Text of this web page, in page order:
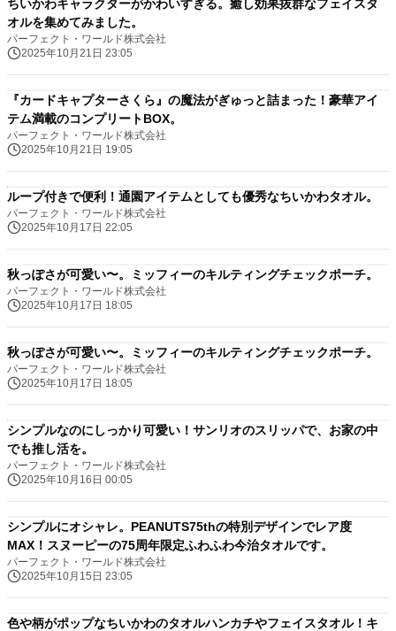
ちいかわキャラクターがかわいすぎる。癒し効果抜群なフェイスタ
オルを集めてみました。
パーフェクト・ワールド株式会社
2025年10月21日 23:05
『カードキャプターさくら』の魔法がぎゅっと詰まった！豪華アイ
テム満載のコンプリートBOX。
パーフェクト・ワールド株式会社
2025年10月21日 19:05
ループ付きで便利！通園アイテムとしても優秀なちいかわタオル。
パーフェクト・ワールド株式会社
2025年10月17日 22:05
秋っぽさが可愛い〜。ミッフィーのキルティングチェックポーチ。
パーフェクト・ワールド株式会社
2025年10月17日 18:05
秋っぽさが可愛い〜。ミッフィーのキルティングチェックポーチ。
パーフェクト・ワールド株式会社
2025年10月17日 18:05
シンプルなのにしっかり可愛い！サンリオのスリッパで、お家の中
でも推し活を。
パーフェクト・ワールド株式会社
2025年10月16日 00:05
シンプルにオシャレ。PEANUTS75thの特別デザインでレア度
MAX！スヌーピーの75周年限定ふわふわ今治タオルです。
パーフェクト・ワールド株式会社
2025年10月15日 23:05
色や柄がポップなちいかわのタオルハンカチやフェイスタオル！キ